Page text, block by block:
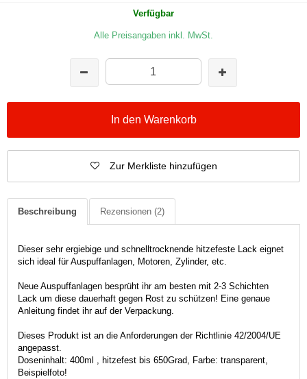
Verfügbar
Alle Preisangaben inkl. MwSt.
In den Warenkorb
Zur Merkliste hinzufügen
Beschreibung Rezensionen (2)
Dieser sehr ergiebige und schnelltrocknende hitzefeste Lack eignet
sich ideal für Auspuffanlagen, Motoren, Zylinder, etc.
Neue Auspuffanlagen besprüht ihr am besten mit 2-3 Schichten
Lack um diese dauerhaft gegen Rost zu schützen! Eine genaue
Anleitung findet ihr auf der Verpackung.
Dieses Produkt ist an die Anforderungen der Richtlinie 42/2004/UE
angepasst.
Doseninhalt: 400ml , hitzefest bis 650Grad, Farbe: transparent,
Beispielfoto!